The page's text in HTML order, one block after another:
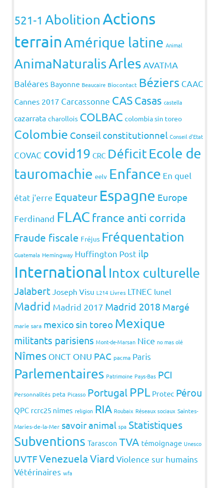
521-1 Abolition Actions
terrain Amérique latine Animal
AnimaNaturalisArles AVATMA
Baléares Bayonne Beaucaire Biocontact Béziers CAAC
Cannes 2017 Carcassonne CASCasas castella
cazarrata charollois COLBAC colombia sin toreo
Colombie Conseil constitutionnel Conseil d'Etat
COVAC covid19 CRC DéficitEcole de
tauromachie eelv Enfance En quel
état j'erre Equateur Espagne Europe
Ferdinand FLAC france anti corrida
Fraude fiscale Fréjus Fréquentation
Guatemala Hemingway Huffington Post ilp
International Intox culturelle
Jalabert Joseph Visu L214 Livres LTNEC lunel
Madrid Madrid 2017 Madrid 2018 Margé
marie sara mexico sin toreo Mexique
militants parisiens Mont-de-Marsan Nice no mas olé
Nîmes ONCT ONU PAC pacma Paris
Parlementaires Patrimoine Pays-Bas PCI
Personnalités peta Picasso Portugal PPL Protec Pérou
QPC rcrc25 nimes religion RIA Roubaix Réseaux sociaux Saintes-
Maries-de-la-Mer savoir animal spa Statistiques
Subventions Tarascon TVA témoignage Unesco
UVTFVenezuelaViard Violence sur humains
Vétérinaires wfa